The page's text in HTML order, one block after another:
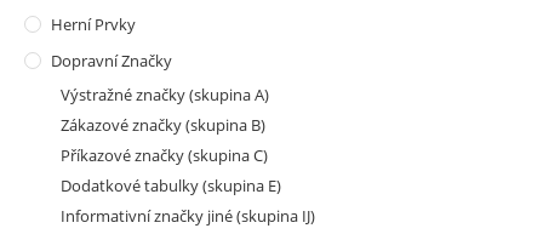
Herní Prvky
Dopravní Značky
Výstražné značky (skupina A)
Zákazové značky (skupina B)
Příkazové značky (skupina C)
Dodatkové tabulky (skupina E)
Informativní značky jiné (skupina IJ)